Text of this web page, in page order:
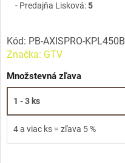
Predajňa Lisková:5
Kód: PB-AXISPRO-KPL450B
Značka: GTV
Množstevná zľava
1 - 3 ks
4 a viac ks = zľava 5 %